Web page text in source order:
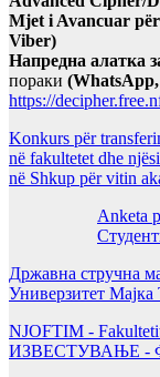
Mjet i Avancuar
Viber)
Напредна алатка
пораки
https://
Konkurs për
në fakultetet dhe
në Shkup për vitin
Anketa
Државна стручна
Универзитет Мајка
NJOFTIM -
ИЗВЕСТУВАЊЕ -